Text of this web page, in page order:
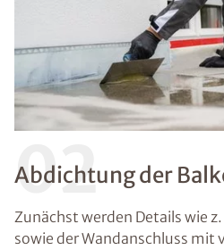
02
Abdichtung der
Zunächst werden Details wie
sowie der Wandanschluss mit